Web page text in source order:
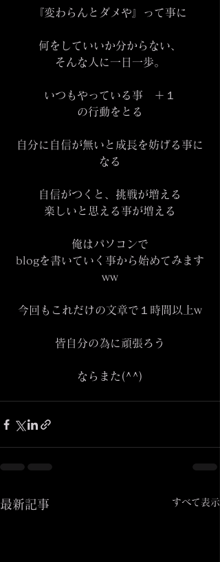
『変わらんとダメや』って事に
何をしていいか分からない、
そんな人に一日一歩。
いつもやっている事　＋１
の行動をとる
自分に自信が無いと成長を妨げる事に
なる
自信がつくと、挑戦が増える
楽しいと思える事が増える
俺はパソコンで
blogを書いていく事から始めてみます
ww
今回もこれだけの文章で１時間以上w
皆自分の為に頑張ろう
ならまた(^^)
最新記事 すべて表示